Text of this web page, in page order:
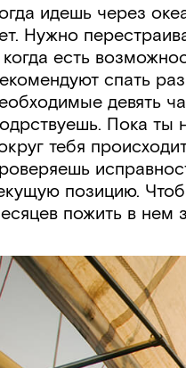
идешь через
Нужно
когда есть
спать
девять
Пока ты
тебя
позицию.
пожить в нем